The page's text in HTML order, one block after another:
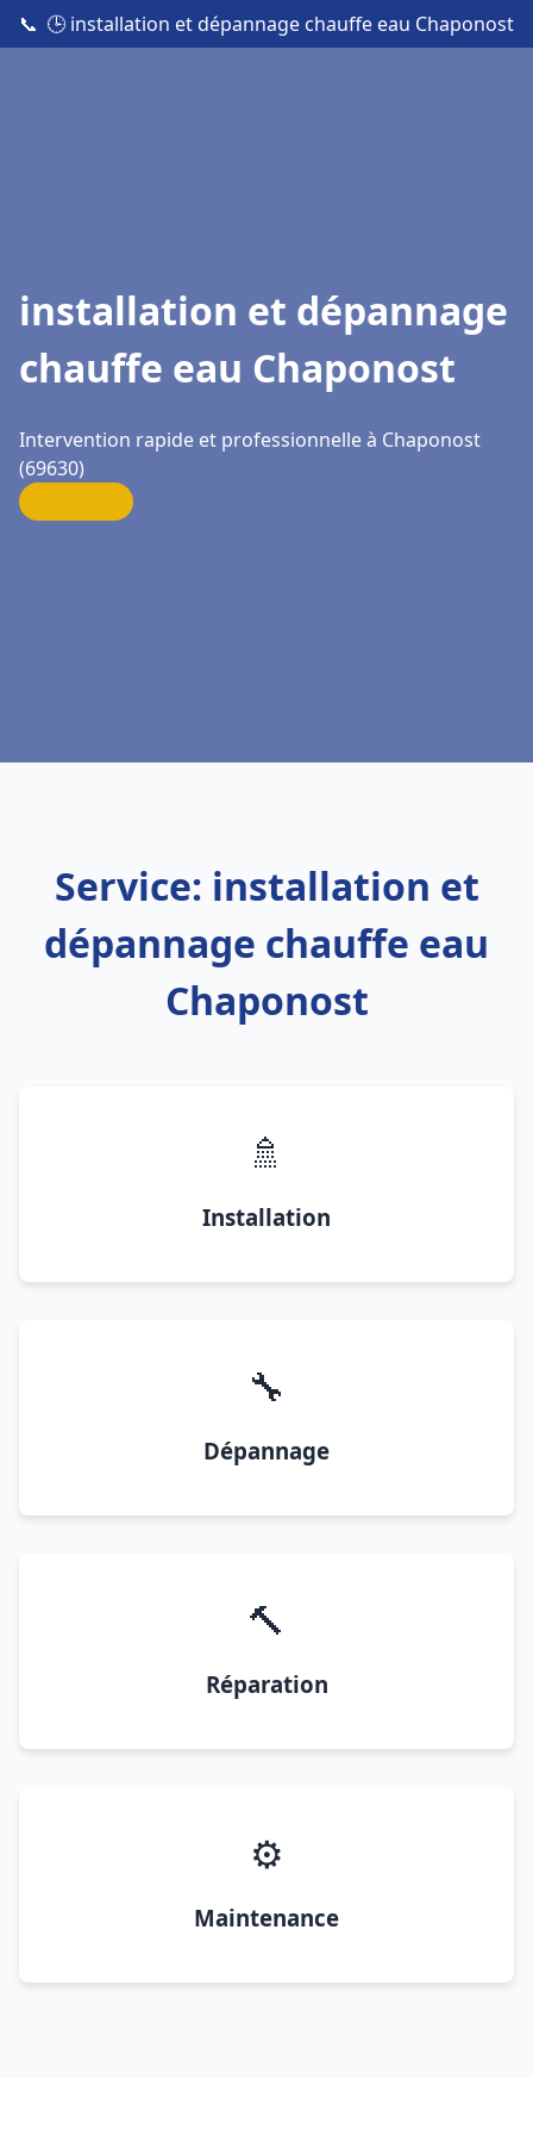
📞 🕒 installation et dépannage chauffe eau Chaponost
installation et dépannage
chauffe eau Chaponost
Intervention rapide et professionnelle à Chaponost
(69630)
Service: installation et
dépannage chauffe eau
Chaponost
🚿
Installation
🔧
Dépannage
🔨
Réparation
⚙️
Maintenance